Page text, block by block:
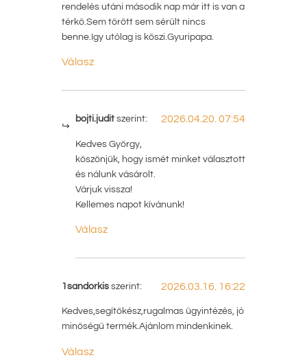
rendelés utáni második nap már itt is van a
térkő.Sem törött sem sérült nincs
benne.Igy utólag is köszi.Gyuripapa.
Válasz
bojti.judit szerint: 2026.04.20. 07:54
Kedves György,
köszönjük, hogy ismét minket választott
és nálunk vásárolt.
Várjuk vissza!
Kellemes napot kívánunk!
Válasz
1sandorkis szerint: 2026.03.16. 16:22
Kedves,segítőkész,rugalmas ügyintézés, jó
minőségű termék.Ajánlom mindenkinek.
Válasz